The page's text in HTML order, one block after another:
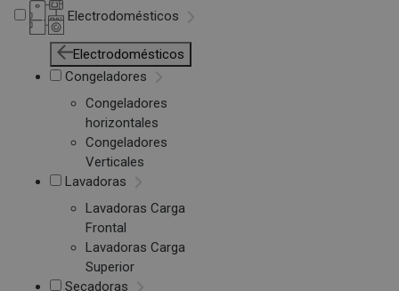
Electrodomésticos
Electrodomésticos
Congeladores
Congeladores
horizontales
Congeladores
Verticales
Lavadoras
Lavadoras Carga
Frontal
Lavadoras Carga
Superior
Secadoras